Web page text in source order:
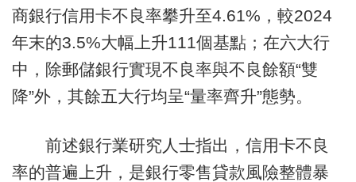
商銀行信用卡不良率攀升至4.61%，較2024
年末的3.5%大幅上升111個基點；在六大行
中，除郵儲銀行實現不良率與不良餘額“雙
降”外，其餘五大行均呈“量率齊升”態勢。
前述銀行業研究人士指出，信用卡不良
率的普遍上升，是銀行零售貸款風險整體暴